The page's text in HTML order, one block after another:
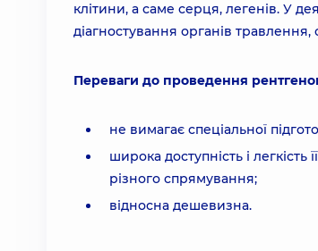
клітини, а саме серця, легенів. У
діагностування органів травлення,
Переваги до проведення
не вимагає спеціальної
широка доступність і
різного спрямування;
відносна дешевизна.